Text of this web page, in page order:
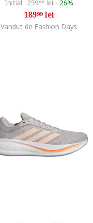
Initial: 25999 lei - 26%
18999lei
Vandut de Fashion Days